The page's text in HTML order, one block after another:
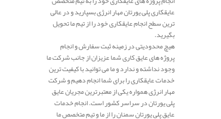
عایقکاری پلی یورتان مهار انرژی بسپارید و در عالی
ترین سطح انجام عایقکاری خود را از تیم ما تحویل
بگیرید.
هیچ محدودیتی در زمینه ثبت سفارش و انجام
پروژه های عایق کاری شما عزیزان از جانب شرکت ما
وجود نداشته و ندارد و ما می توانید با کیفیت ترین
خدمات عایقکاری را برای شما انجام دهیم و شرکت
مهار انرژی همواره یکی از معتبرترین مجریان عایق
پلی یورتان در سراسر کشور است. انجام خدمات
عایق پلی یورتان سمنان را از ما و تیم متخصص ما